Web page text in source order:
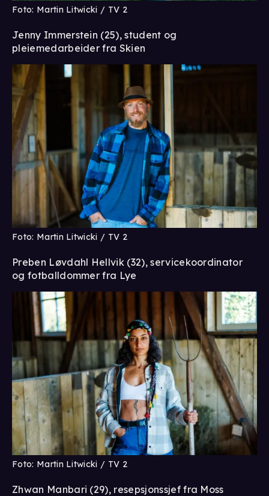
Foto: Martin Litwicki / TV 2
Jenny Immerstein (25), student og
pleiemedarbeider fra Skien
Foto: Martin Litwicki / TV 2
Preben Løvdahl Hellvik (32), servicekoordinator
og fotballdommer fra Lye
Foto: Martin Litwicki / TV 2
Zhwan Manbari (29), resepsjonssjef fra Moss